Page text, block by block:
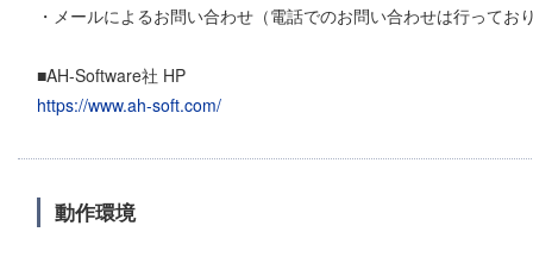
・メールによるお問い合わせ（電話でのお問い合わせは行ってお
■AH-Software社 HP
https://www.ah-soft.com/
動作環境